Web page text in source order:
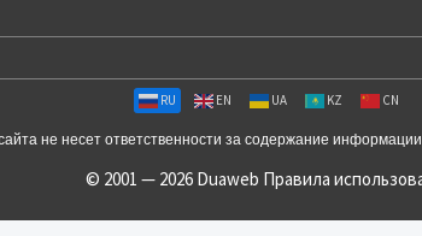
RU EN UA KZ CN
не несет ответственности за содержание
© 2001 — 2026 Duaweb Правила